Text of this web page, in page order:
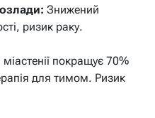
Знижений
ризик раку.
покращує 70%
для тимом. Ризик